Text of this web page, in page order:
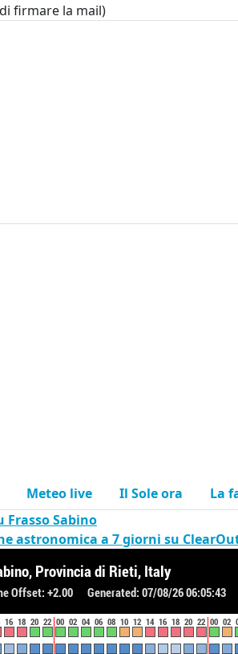
firmare la mail)
Meteo live Il Sole ora
La
Frasso Sabino
astronomica a 7 giorni su